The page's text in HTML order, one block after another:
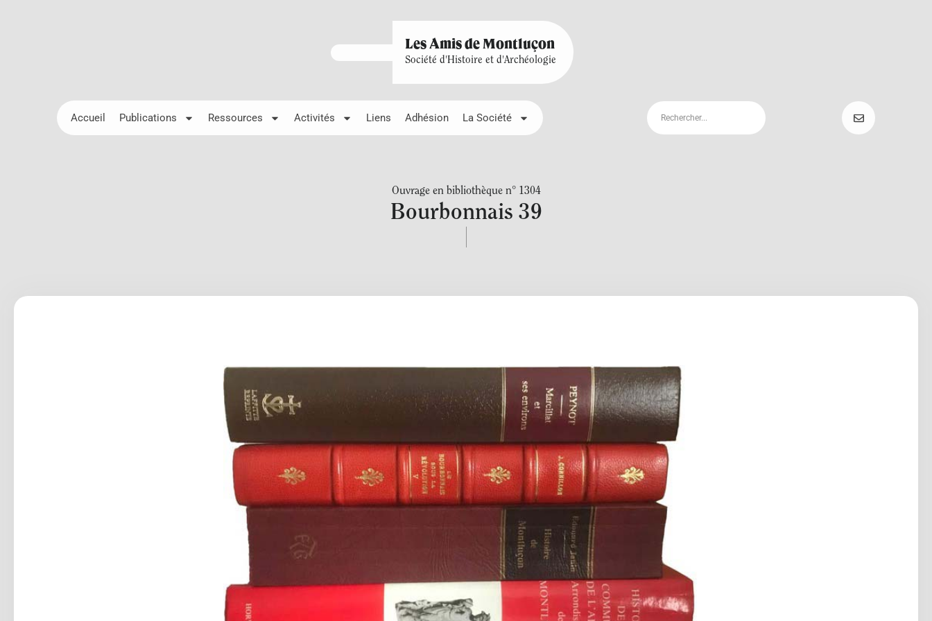
Les Amis de Montluçon
Société d'Histoire et d'Archéologie
Accueil Publications Ressources Activités Liens Adhésion La Société
Ouvrage en bibliothèque n° 1304
Bourbonnais 39